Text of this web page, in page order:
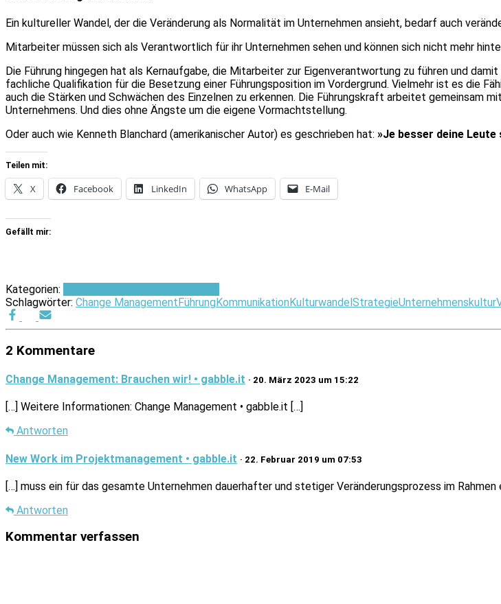
Ein kultureller Wandel, der die Veränderung als Normalität im Unternehmen ansieht, bedarf auch
Mitarbeiter müssen sich als Verantwortlich für ihr Unternehmen sehen und können sich nicht mehr
Die Führung hingegen hat als Kernaufgabe, die Mitarbeiter zur Eigenverantwortung zu führen und
fachliche Qualifikation für die Besetzung einer Führungsposition im Vordergrund. Vielmehr ist es die
auch die Stärken und Schwächen des Einzelnen zu erkennen. Die Führungskraft arbeitet gemeinsam
Unternehmens. Und dies ohne Ängste um die eigene Vormachtstellung.
Oder auch wie Kenneth Blanchard (amerikanischer Autor) es geschrieben hat: »Je besser deine
Teilen mit:
X Facebook LinkedIn WhatsApp E-Mail
Gefällt mir:
Kategorien:
Schlagwörter: Change ManagementFührungKommunikationKulturwandelStrategieUnternehmenskultur
2 Kommentare
Change Management: Brauchen wir! • gabble.it · 20. März 2023 um 15:22
[…] Weitere Informationen: Change Management • gabble.it […]
Antworten
New Work im Projektmanagement • gabble.it · 22. Februar 2019 um 07:53
[…] muss ein für das gesamte Unternehmen dauerhafter und stetiger Veränderungsprozess im Rahmen
Antworten
Kommentar verfassen